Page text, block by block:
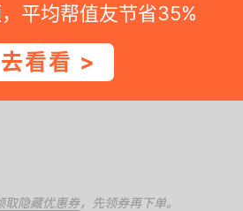
平均帮值友节省35%
去看看 >
持高品质。
取隐藏优惠券，先领券再下单。